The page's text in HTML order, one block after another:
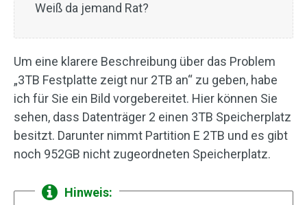
Weiß da jemand Rat?
Um eine klarere Beschreibung über das Problem
„3TB Festplatte zeigt nur 2TB an“ zu geben, habe
ich für Sie ein Bild vorgebereitet. Hier können Sie
sehen, dass Datenträger 2 einen 3TB Speicherplatz
besitzt. Darunter nimmt Partition E 2TB und es gibt
noch 952GB nicht zugeordneten Speicherplatz.
Hinweis: